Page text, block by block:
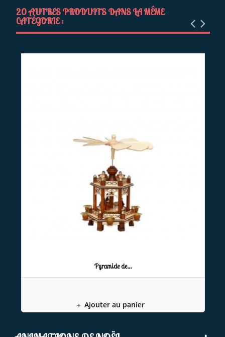
20 AUTRES PRODUITS DANS LA MÊME
CATÉGORIE :
Pyramide de...
Ajouter au panier